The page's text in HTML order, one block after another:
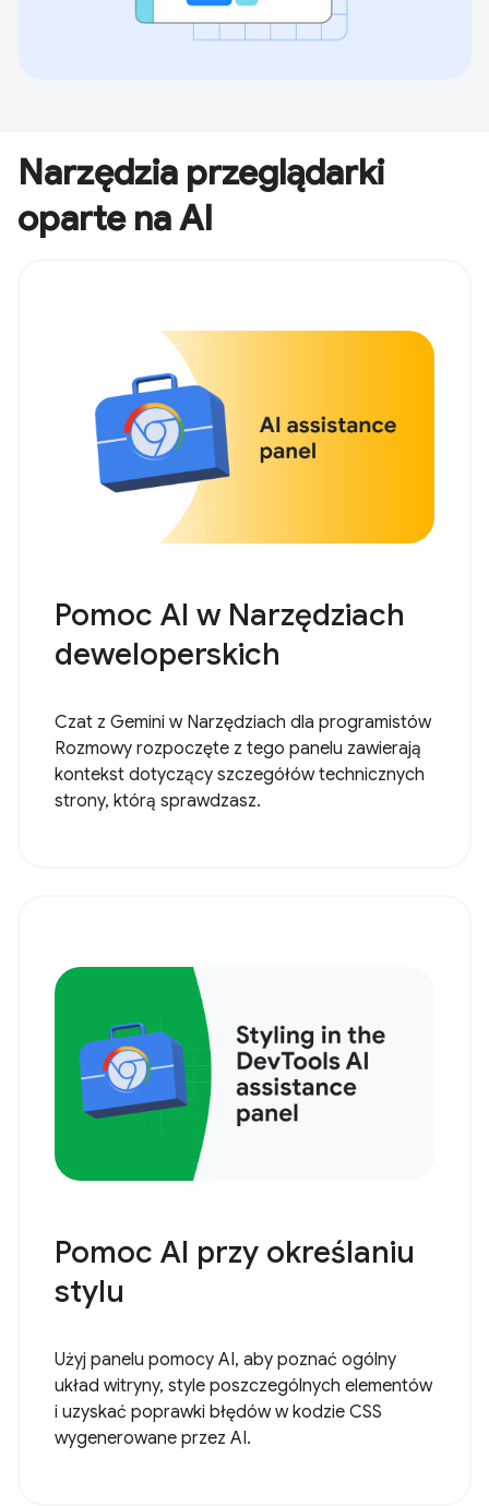
Narzędzia przeglądarki
oparte na AI
Pomoc AI w Narzędziach
deweloperskich
Czat z Gemini w Narzędziach dla programistów
Rozmowy rozpoczęte z tego panelu zawierają
kontekst dotyczący szczegółów technicznych
strony, którą sprawdzasz.
Pomoc AI przy określaniu
stylu
Użyj panelu pomocy AI, aby poznać ogólny
układ witryny, style poszczególnych elementów
i uzyskać poprawki błędów w kodzie CSS
wygenerowane przez AI.